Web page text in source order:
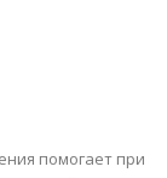
помогает при